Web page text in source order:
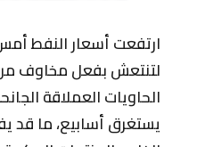
لتنتعش بفعل مخاوف
الحاويات العملاقة
يستغرق أسابيع، ما